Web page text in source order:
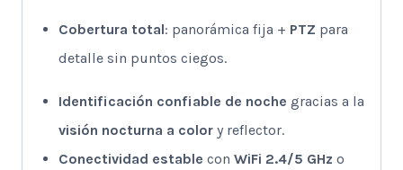
Cobertura total: panorámica fija + PTZ para
detalle sin puntos ciegos.
Identificación confiable de noche gracias a la
visión nocturna a color y reflector.
Conectividad estable con WiFi 2.4/5 GHz o